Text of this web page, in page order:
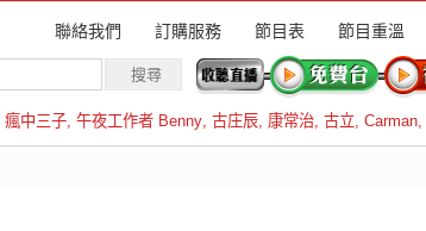
聯絡我們 訂購服務 節目表 節目重溫
瘋中三子, 午夜工作者 Benny, 古庄辰, 康常治, 古立, Carman,